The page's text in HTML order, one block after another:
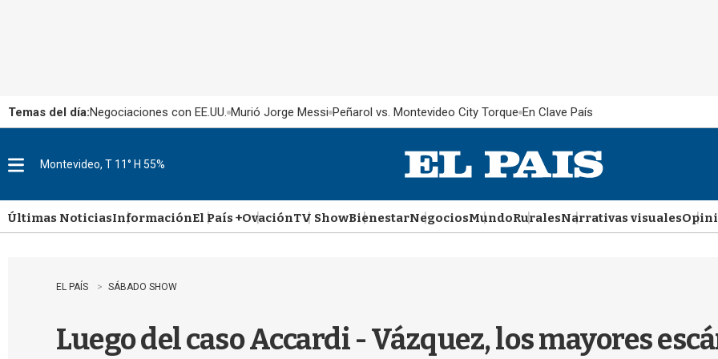
Temas del día:Negociaciones con EE.UU. Murió Jorge Messi Peñarol vs. Montevideo City Torque En Clave País
u
Montevideo, T 11° H 55%
Últimas NoticiasInformaciónEl País +OvaciónTV ShowBienestarNegociosMundoRuralesNarrativas visuales
EL PAÍS SÁBADO SHOW
Luego del caso Accardi - Vázquez, los mayores